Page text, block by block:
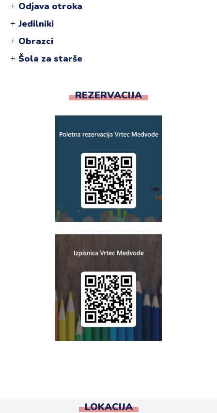
Odjava otroka
Jedilniki
Obrazci
Šola za starše
REZERVACIJA
LOKACIJA